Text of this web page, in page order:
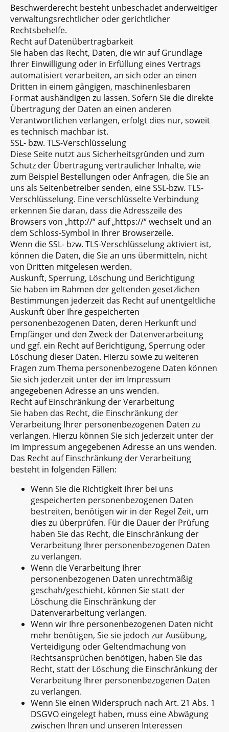
Beschwerderecht besteht unbeschadet anderweitiger
verwaltungsrechtlicher oder gerichtlicher
Rechtsbehelfe.
Recht auf Datenübertragbarkeit
Sie haben das Recht, Daten, die wir auf Grundlage
Ihrer Einwilligung oder in Erfüllung eines Vertrags
automatisiert verarbeiten, an sich oder an einen
Dritten in einem gängigen, maschinenlesbaren
Format aushändigen zu lassen. Sofern Sie die direkte
Übertragung der Daten an einen anderen
Verantwortlichen verlangen, erfolgt dies nur, soweit
es technisch machbar ist.
SSL- bzw. TLS-Verschlüsselung
Diese Seite nutzt aus Sicherheitsgründen und zum
Schutz der Übertragung vertraulicher Inhalte, wie
zum Beispiel Bestellungen oder Anfragen, die Sie an
uns als Seitenbetreiber senden, eine SSL-bzw. TLS-
Verschlüsselung. Eine verschlüsselte Verbindung
erkennen Sie daran, dass die Adresszeile des
Browsers von „http://“ auf „https://“ wechselt und an
dem Schloss-Symbol in Ihrer Browserzeile.
Wenn die SSL- bzw. TLS-Verschlüsselung aktiviert ist,
können die Daten, die Sie an uns übermitteln, nicht
von Dritten mitgelesen werden.
Auskunft, Sperrung, Löschung und Berichtigung
Sie haben im Rahmen der geltenden gesetzlichen
Bestimmungen jederzeit das Recht auf unentgeltliche
Auskunft über Ihre gespeicherten
personenbezogenen Daten, deren Herkunft und
Empfänger und den Zweck der Datenverarbeitung
und ggf. ein Recht auf Berichtigung, Sperrung oder
Löschung dieser Daten. Hierzu sowie zu weiteren
Fragen zum Thema personenbezogene Daten können
Sie sich jederzeit unter der im Impressum
angegebenen Adresse an uns wenden.
Recht auf Einschränkung der Verarbeitung
Sie haben das Recht, die Einschränkung der
Verarbeitung Ihrer personenbezogenen Daten zu
verlangen. Hierzu können Sie sich jederzeit unter der
im Impressum angegebenen Adresse an uns wenden.
Das Recht auf Einschränkung der Verarbeitung
besteht in folgenden Fällen:
Wenn Sie die Richtigkeit Ihrer bei uns
gespeicherten personenbezogenen Daten
bestreiten, benötigen wir in der Regel Zeit, um
dies zu überprüfen. Für die Dauer der Prüfung
haben Sie das Recht, die Einschränkung der
Verarbeitung Ihrer personenbezogenen Daten
zu verlangen.
Wenn die Verarbeitung Ihrer
personenbezogenen Daten unrechtmäßig
geschah/geschieht, können Sie statt der
Löschung die Einschränkung der
Datenverarbeitung verlangen.
Wenn wir Ihre personenbezogenen Daten nicht
mehr benötigen, Sie sie jedoch zur Ausübung,
Verteidigung oder Geltendmachung von
Rechtsansprüchen benötigen, haben Sie das
Recht, statt der Löschung die Einschränkung der
Verarbeitung Ihrer personenbezogenen Daten
zu verlangen.
Wenn Sie einen Widerspruch nach Art. 21 Abs. 1
DSGVO eingelegt haben, muss eine Abwägung
zwischen Ihren und unseren Interessen